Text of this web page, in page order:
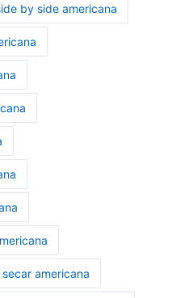
by side americana
americana